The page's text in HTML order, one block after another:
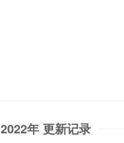
2022年 更新记录